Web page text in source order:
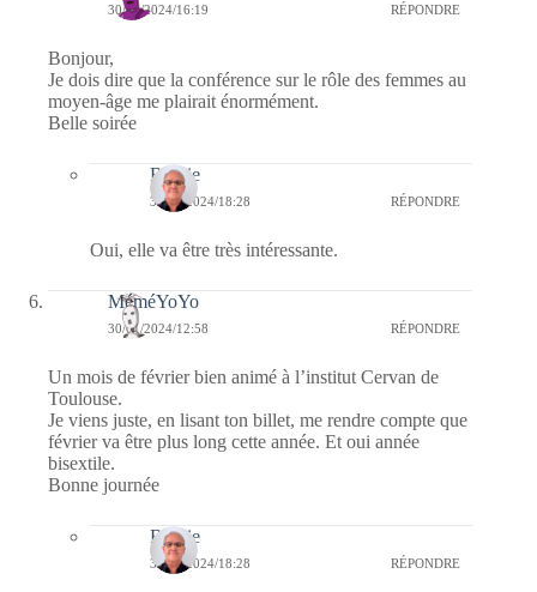
30/01/2024/16:19 RÉPONDRE
Bonjour,
Je dois dire que la conférence sur le rôle des femmes au
moyen-âge me plairait énormément.
Belle soirée
Bernie
30/01/2024/18:28 RÉPONDRE
Oui, elle va être très intéressante.
MéméYoYo
30/01/2024/12:58 RÉPONDRE
Un mois de février bien animé à l’institut Cervan de
Toulouse.
Je viens juste, en lisant ton billet, me rendre compte que
février va être plus long cette année. Et oui année
bisextile.
Bonne journée
Bernie
30/01/2024/18:28 RÉPONDRE